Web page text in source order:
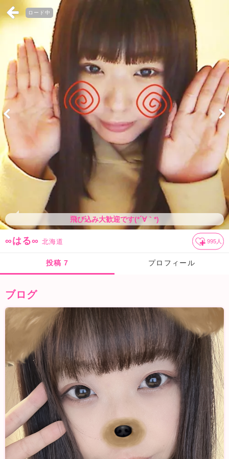
ロード中
飛び込み大歓迎です(*´∀｀*)
∞はる∞ 北海道 995 人
投稿 7 プロフィール
ブログ